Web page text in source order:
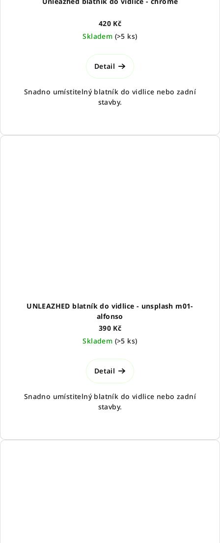
420 Kč
Skladem (>5 ks)
Detail
Snadno umístitelný blatník do vidlice nebo zadní
stavby.
UNLEAZHED blatník do vidlice - unsplash m01-
alfonso
390 Kč
Skladem (>5 ks)
Detail
Snadno umístitelný blatník do vidlice nebo zadní
stavby.